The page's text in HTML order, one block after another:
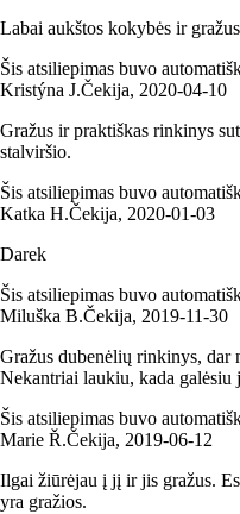
Labai aukštos kokybės ir
Šis atsiliepimas buvo
Kristýna J.Čekija, 2020‑04‑10
Gražus ir praktiškas rinkinys
stalviršio.
Šis atsiliepimas buvo
Katka H.Čekija, 2020‑01‑03
Darek
Šis atsiliepimas buvo
Miluška B.Čekija, 2019‑11‑30
Gražus dubenėlių rinkinys, dar
Nekantriai laukiu, kada galėsiu
Šis atsiliepimas buvo
Marie Ř.Čekija, 2019‑06‑12
Ilgai žiūrėjau į jį ir jis gražus.
yra gražios.